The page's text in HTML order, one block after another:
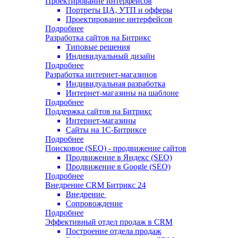
Портреты ЦА, УТП и офферы
Проектирование интерфейсов
Подробнее
Разработка сайтов на Битрикс
Типовые решения
Индивидуальный дизайн
Подробнее
Разработка интернет-магазинов
Индивидуальная разработка
Интернет-магазины на шаблоне
Подробнее
Поддержка сайтов на Битрикс
Интернет-магазины
Сайты на 1С-Битриксе
Подробнее
Поисковое (SEO) - продвижение сайтов
Продвижение в Яндекс (SEO)
Продвижение в Google (SEO)
Подробнее
Внедрение CRM Битрикс 24
Внедрение
Сопровождение
Подробнее
Эффективный отдел продаж в CRM
Построение отдела продаж